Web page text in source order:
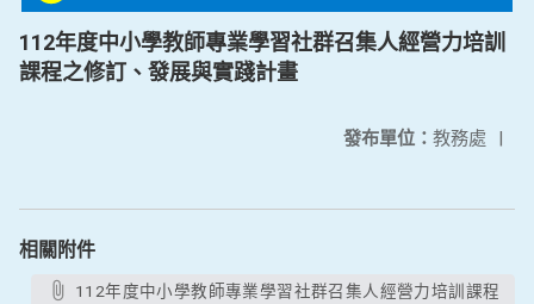
112年度中小學教師專業學習社群召集人經營力培訓
課程之修訂、發展與實踐計畫
發布單位： 教務處 |
相關附件